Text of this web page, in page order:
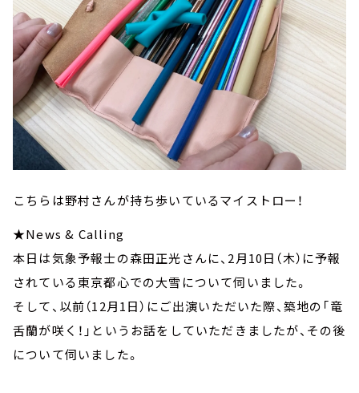
こちらは野村さんが持ち歩いているマイストロー！
★News & Calling
本日は気象予報士の森田正光さんに、2月10日（木）に予報
されている東京都心での大雪について伺いました。
そして、以前（12月1日）にご出演いただいた際、築地の「竜
舌蘭が咲く！」というお話をしていただきましたが、その後
について伺いました。